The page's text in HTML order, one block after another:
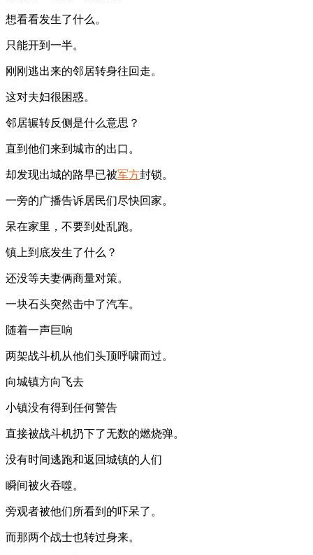
想看看发生了什么。
只能开到一半。
刚刚逃出来的邻居转身往回走。
这对夫妇很困惑。
邻居辗转反侧是什么意思？
直到他们来到城市的出口。
却发现出城的路早已被军方封锁。
一旁的广播告诉居民们尽快回家。
呆在家里，不要到处乱跑。
镇上到底发生了什么？
还没等夫妻俩商量对策。
一块石头突然击中了汽车。
随着一声巨响
两架战斗机从他们头顶呼啸而过。
向城镇方向飞去
小镇没有得到任何警告
直接被战斗机扔下了无数的燃烧弹。
没有时间逃跑和返回城镇的人们
瞬间被火吞噬。
旁观者被他们所看到的吓呆了。
而那两个战士也转过身来。